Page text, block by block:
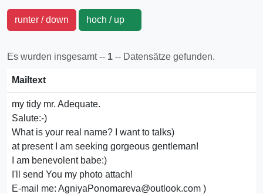
runter / down hoch / up
Es wurden insgesamt -- 1 -- Datensätze gefunden.
Mailtext
my tidy mr. Adequate.
Salute:-)
What is your real name? I want to talks)
at present I am seeking gorgeous gentleman!
I am benevolent babe:)
I'll send You my photo attach!
E-mail me: AgniyaPonomareva@outlook.com )